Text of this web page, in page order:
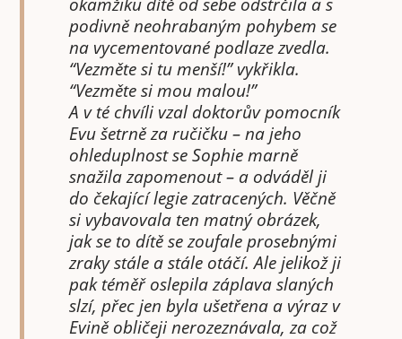
podivně neohrabaným pohybem se
na vycementované podlaze zvedla.
“Vezměte si tu menší!” vykřikla.
“Vezměte si mou malou!”
A v té chvíli vzal doktorův pomocník
Evu šetrně za ručičku – na jeho
ohleduplnost se Sophie marně
snažila zapomenout – a odváděl ji
do čekající legie zatracených. Věčně
si vybavovala ten matný obrázek,
jak se to dítě se zoufale prosebnými
zraky stále a stále otáčí. Ale jelikož ji
pak téměř oslepila záplava slaných
slzí, přec jen byla ušetřena a výraz v
Evině obličeji nerozeznávala, za což